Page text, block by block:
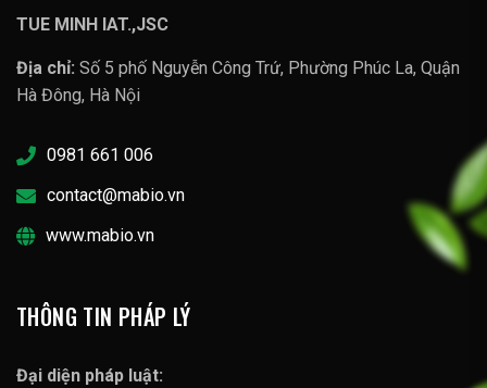
TUE MINH IAT.,JSC
Địa chỉ: Số 5 phố Nguyễn Công Trứ, Phường Phúc La, Quận
Hà Đông, Hà Nội
0981 661 006
contact@mabio.vn
www.mabio.vn
THÔNG TIN PHÁP LÝ
Đại diện pháp luật: